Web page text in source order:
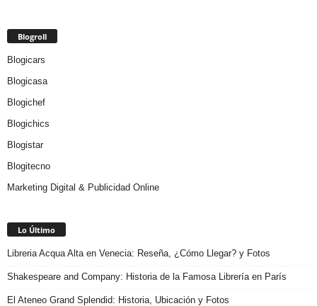
Blogroll
Blogicars
Blogicasa
Blogichef
Blogichics
Blogistar
Blogitecno
Marketing Digital & Publicidad Online
Lo Último
Libreria Acqua Alta en Venecia: Reseña, ¿Cómo Llegar? y Fotos
Shakespeare and Company: Historia de la Famosa Librería en París
El Ateneo Grand Splendid: Historia, Ubicación y Fotos